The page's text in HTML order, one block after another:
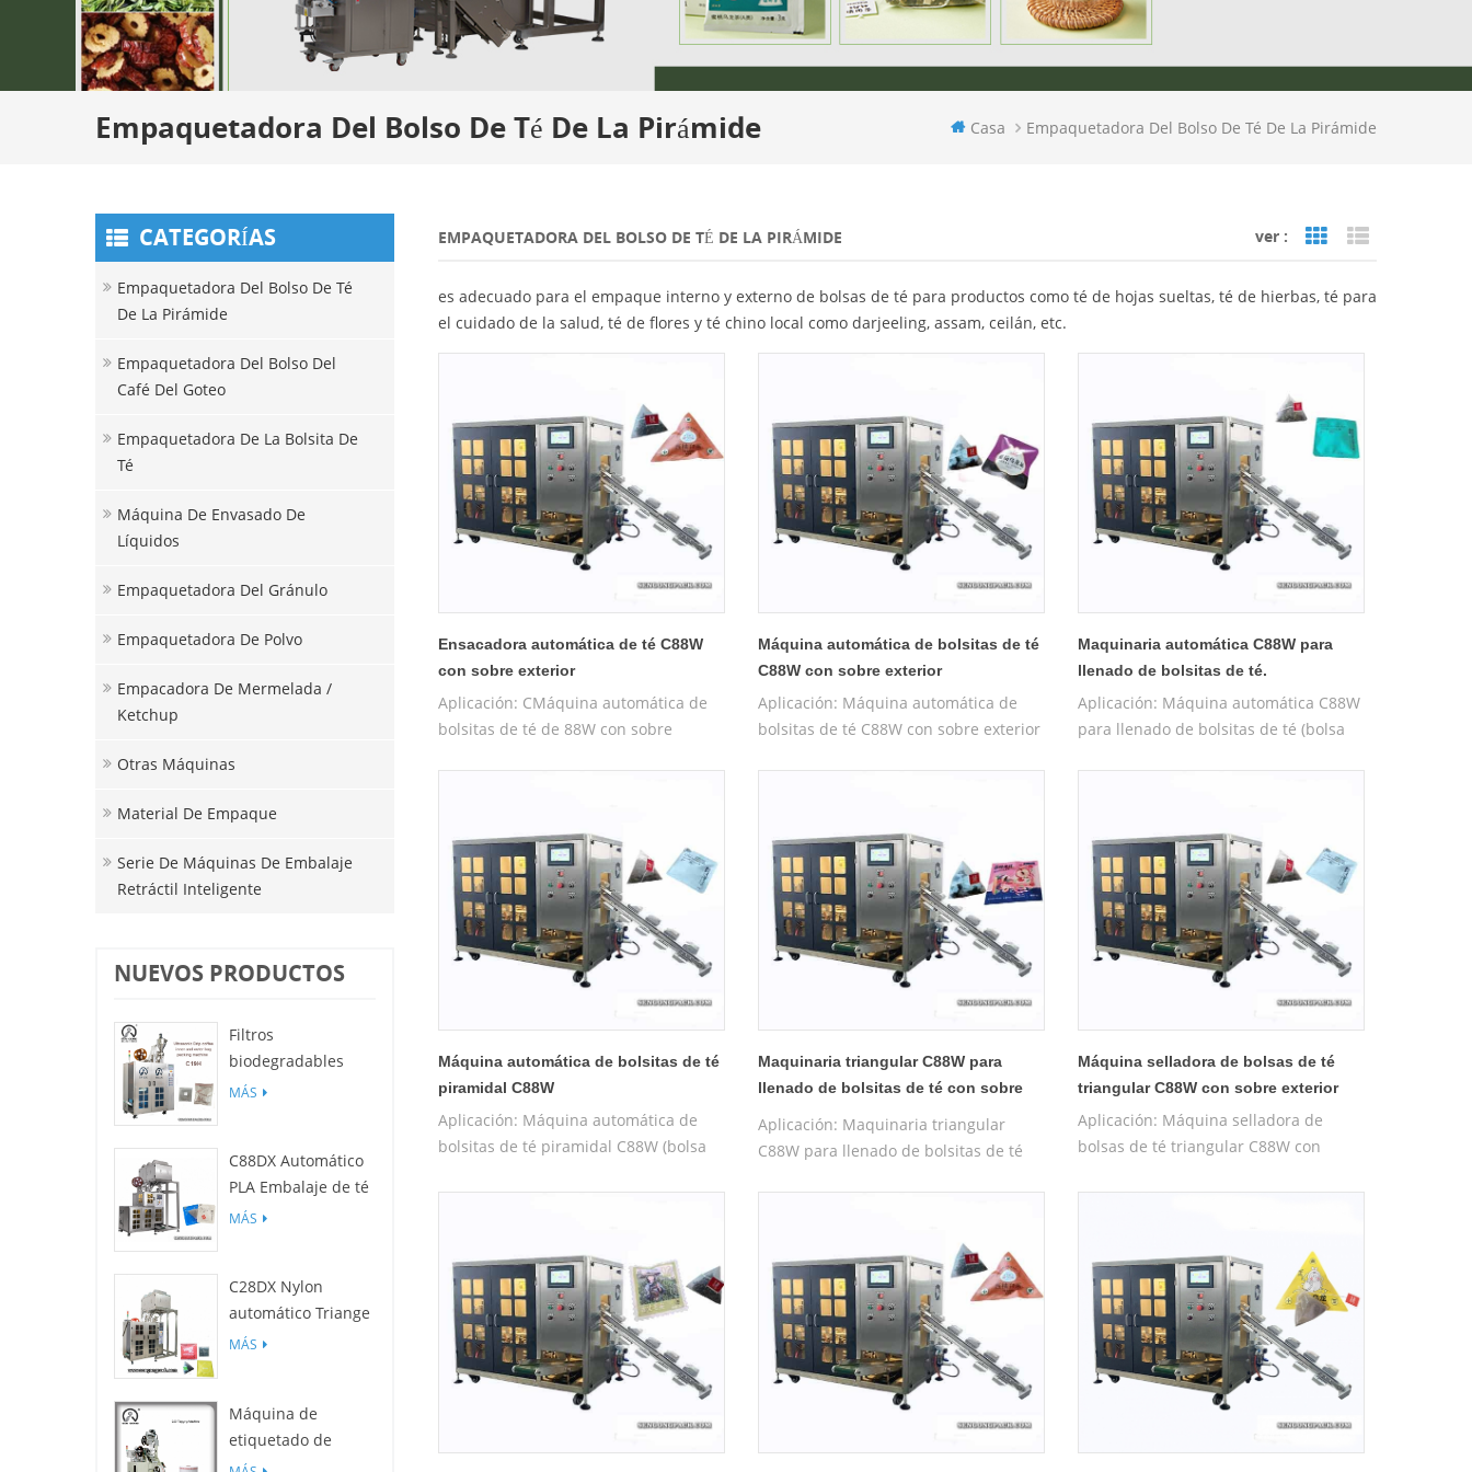
Empaquetadora Del Bolso De Té De La Pirámide Casa Empaquetadora Del Bolso De Té De La Pirámide
CATEGORÍAS
Empaquetadora Del Bolso De Té
De La Pirámide
Empaquetadora Del Bolso Del
Café Del Goteo
Empaquetadora De La Bolsita De
Té
Máquina De Envasado De
Líquidos
Empaquetadora Del Gránulo
Empaquetadora De Polvo
Empacadora De Mermelada /
Ketchup
Otras Máquinas
Material De Empaque
Serie De Máquinas De Embalaje
Retráctil Inteligente
NUEVOS PRODUCTOS
Filtros
biodegradables
C19H PLA para
goteo
MÁS
C88DX Automático
PLA Embalaje de té
Máquina (bolsa
MÁS
C28DX Nylon
automático Triange
/ Piso Máquina de
pequeño
MÁS
Máquina de
etiquetado de
película c25
EMPAQUETADORA DEL BOLSO DE TÉ DE LA PIRÁMIDE ver : Grid View
es adecuado para el empaque interno y externo de bolsas de té para productos como té de hojas sueltas, té de hierbas, té para
el cuidado de la salud, té de flores y té chino local como darjeeling, assam, ceilán, etc.
Ensacadora automática de té C88W
con sobre exterior
Aplicación: CMáquina automática de
bolsitas de té de 88W con sobre
Damaofeng, Wuyishan Dahongpao, té
de rosas, tabletas de ginseng, etc.
Características : La bolsa piramidal de
nailon está hecha de materiales
ecológicos. nailon amigable y
materiales no7
Máquina automática de bolsitas de té
C88W con sobre exterior
Aplicación: Máquina automática de
bolsitas de té C88W con sobre exterior
Dahongpao, té de rosas, tabletas de
ginseng, etc. Características : La bolsa
piramidal de nailon está hecha de
materiales ecológicos. nailon amigable
y materiales no te7
Maquinaria automática C88W para
llenado de bolsitas de té.
Aplicación: Máquina automática C88W
para llenado de bolsitas de té (bolsa
Dahongpao, té de rosas, tabletas de
ginseng, etc. Características : La bolsa
piramidal de nailon está hecha de
materiales ecológicos. nailon amigable
y materiales no tejidos 7
Máquina automática de bolsitas de té
piramidal C88W
Aplicación: Máquina automática de
bolsitas de té piramidal C88W (bolsa
medicinal, té saludable, Tieguanyin,
Dahongpao, té de rosas, tabletas de
ginseng, etc. Características : La bolsa
piramidal de nailon está hecha de
materiales ecológicos. nailon amigable
y materiales no tejidos imp7
Maquinaria triangular C88W para
llenado de bolsitas de té con sobre
exterior.
Aplicación: Maquinaria triangular
C88W para llenado de bolsitas de té
Damaofeng, Wuyishan Dahongpao, té
de rosas, tabletas de ginseng, etc.
Características : La bolsa piramidal de
nailon está hecha de materiales
ecológicos. nailon amigable y 7
Máquina selladora de bolsas de té
triangular C88W con sobre exterior
Aplicación: Máquina selladora de
bolsas de té triangular C88W con
adecuada para té, té medicinal, té
Damaofeng, Wuyishan Dahongpao, té
de rosas, tabletas de ginseng, etc.
Características : La bolsa piramidal de
nailon está hecha de materiales
ecológicos. nailon amigable y
material7